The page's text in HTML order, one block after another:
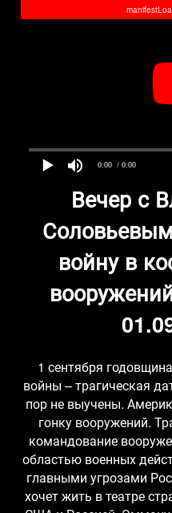
0:00 / 0:00
Вечер с
войну в
1 сентября
войны – трагическая
пор не выучены.
гонку вооружений.
командование
областью военных
главными угрозами
хочет жить в театре